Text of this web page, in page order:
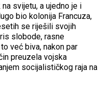
svijetu, a ujedno je i
bio kolonija Francuza,
se riješili svojih
slobode, rasne
već biva, nakon par
preuzela vojska
socijalističkog raja na